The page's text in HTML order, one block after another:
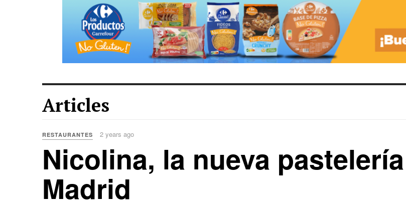
Articles
RESTAURANTES 2 years ago
Nicolina, la nueva
Madrid